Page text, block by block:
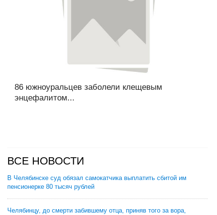
86 южноуральцев заболели клещевым
энцефалитом...
ВСЕ НОВОСТИ
В Челябинске суд обязал самокатчика выплатить сбитой им
пенсионерке 80 тысяч рублей
Челябинцу, до смерти забившему отца, приняв того за вора,